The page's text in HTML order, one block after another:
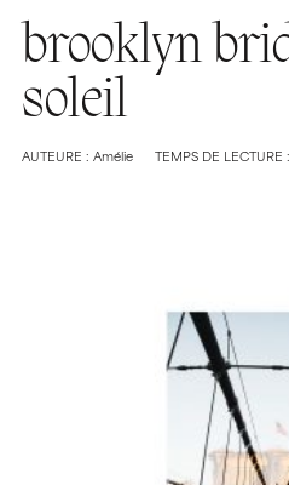
brooklyn
soleil
AUTEURE : Amélie TEMPS DE LECTURE